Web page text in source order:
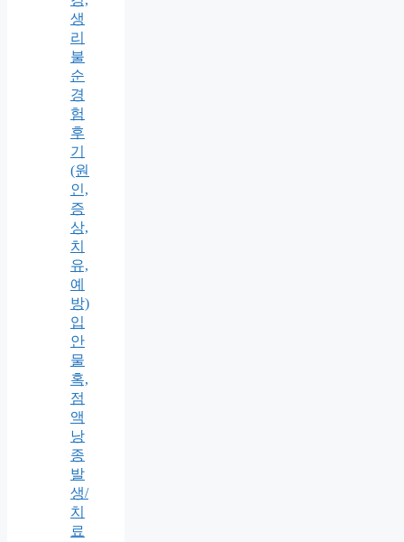
생
리
불
순
경
험
후
기
(원
인,
증
상,
치
유,
예
방)
입
안
물
혹,
점
액
낭
종
발
생/
치
료